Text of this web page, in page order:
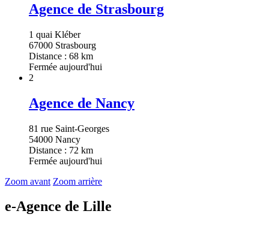
Agence de Strasbourg
1 quai Kléber
67000 Strasbourg
Distance : 68 km
Fermée aujourd'hui
2
Agence de Nancy
81 rue Saint-Georges
54000 Nancy
Distance : 72 km
Fermée aujourd'hui
Zoom avant Zoom arrière
e-Agence de Lille